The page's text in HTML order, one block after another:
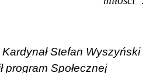
Stefan Wyszyński
program Społecznej